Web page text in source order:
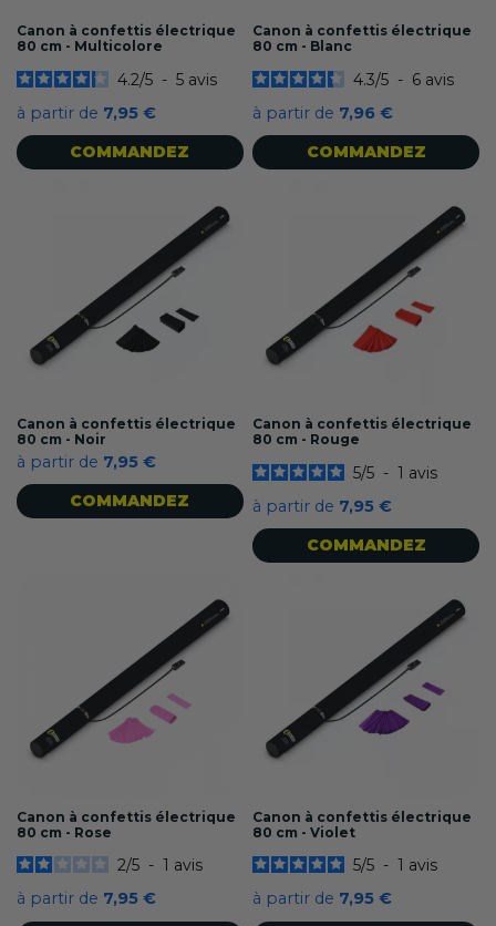
Canon à confettis électrique
80 cm - Multicolore
4.2/5 - 5 avis
à partir de 7,95 €
COMMANDEZ
Canon à confettis électrique
80 cm - Blanc
4.3/5 - 6 avis
à partir de 7,96 €
COMMANDEZ
Canon à confettis électrique
80 cm - Noir
à partir de 7,95 €
COMMANDEZ
Canon à confettis électrique
80 cm - Rouge
5/5 - 1 avis
à partir de 7,95 €
COMMANDEZ
Canon à confettis électrique
80 cm - Rose
2/5 - 1 avis
à partir de 7,95 €
Canon à confettis électrique
80 cm - Violet
5/5 - 1 avis
à partir de 7,95 €